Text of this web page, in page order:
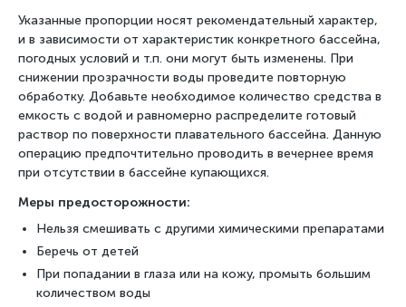
Указанные пропорции носят рекомендательный характер,
и в зависимости от характеристик конкретного бассейна,
погодных условий и т.п. они могут быть изменены. При
снижении прозрачности воды проведите повторную
обработку. Добавьте необходимое количество средства в
емкость с водой и равномерно распределите готовый
раствор по поверхности плавательного бассейна. Данную
операцию предпочтительно проводить в вечернее время
при отсутствии в бассейне купающихся.
Меры предосторожности:
Нельзя смешивать с другими химическими препаратами
Беречь от детей
При попадании в глаза или на кожу, промыть большим
количеством воды